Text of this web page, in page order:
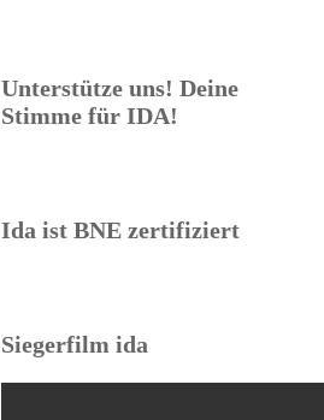
Unterstütze uns! Deine
Stimme für IDA!
Ida ist BNE zertifiziert
Siegerfilm ida